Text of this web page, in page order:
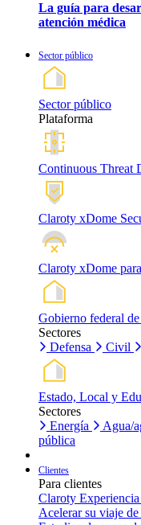
La guía para
atención médica
Sector público
Sector público
Plataforma
Continuous Threat
Claroty xDome
Claroty xDome
Gobierno federal
Sectores
Defensa
Civil
Estado, Local y
Sectores
Energía
Agua/
pública
Clientes
Para clientes
Claroty
Acelerar su viaje